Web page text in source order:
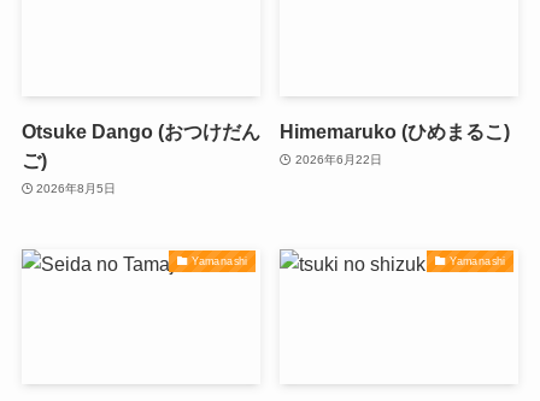
Otsuke Dango (おつけだん
ご)
2026年8月5日
Himemaruko (ひめまるこ)
2026年6月22日
Yamanashi Yamanashi